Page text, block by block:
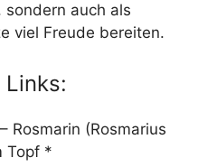
sondern auch als
viel Freude bereiten.
Rosmarin (Rosmarius
Topf *